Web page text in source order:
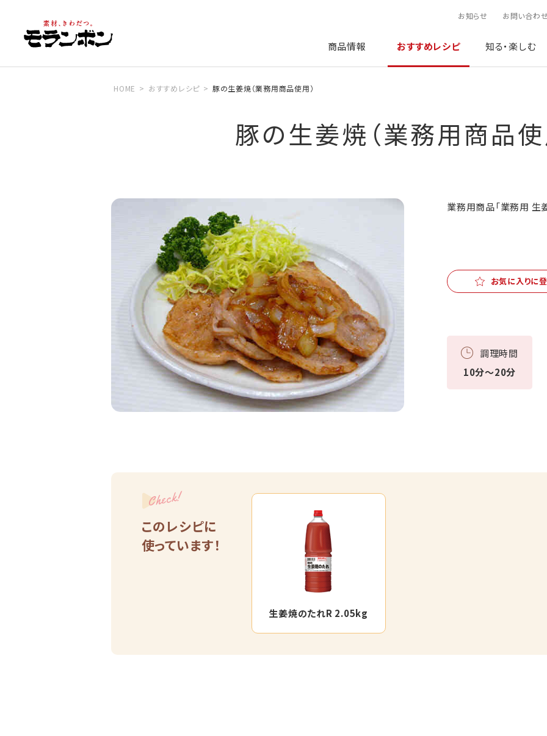
お知らせ お問い合わ
商品情報 おすすめレシピ 知る・楽しむ
HOME おすすめレシピ 豚の生姜焼（業務用商品使用）
豚の生姜焼（業務用商品使
業務用商品「業務用 生
お気に入りに
調理時間
10分～20分
Check!
このレシピに
使っています！
生姜焼のたれR 2.05kg